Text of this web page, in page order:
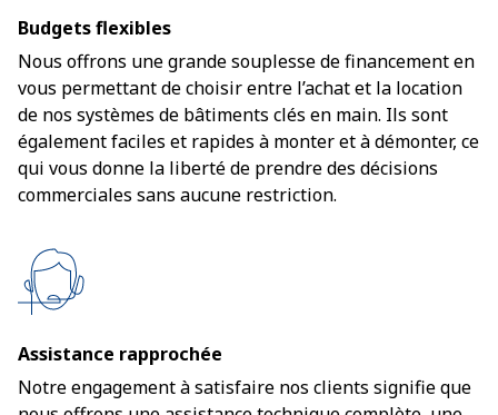
Budgets flexibles
Nous offrons une grande souplesse de financement en
vous permettant de choisir entre l’achat et la location
de nos systèmes de bâtiments clés en main. Ils sont
également faciles et rapides à monter et à démonter, ce
qui vous donne la liberté de prendre des décisions
commerciales sans aucune restriction.
Assistance rapprochée
Notre engagement à satisfaire nos clients signifie que